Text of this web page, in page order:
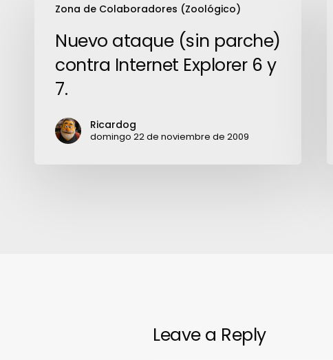
Zona de Colaboradores (Zoológico)
ataque
contra
Internet
Explorer
Nuevo ataque (sin parche)
contra Internet Explorer 6 y
7.
Ricardog
domingo 22 de noviembre de 2009
Leave a Reply